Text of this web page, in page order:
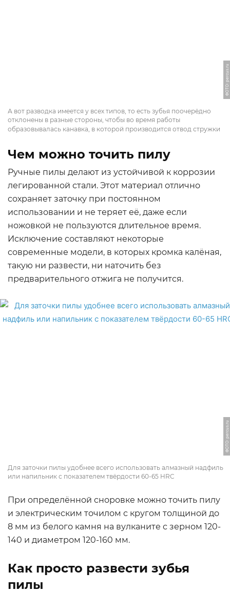
ФОТО: percus.ru
А вот разводка имеется у всех типов, то есть зубья поочерёдно
отклонены в разные стороны, чтобы во время работы
образовывалась канавка, в которой производится отвод стружки
Чем можно точить пилу
Ручные пилы делают из устойчивой к коррозии
легированной стали. Этот материал отлично
сохраняет заточку при постоянном
использовании и не теряет её, даже если
ножовкой не пользуются длительное время.
Исключение составляют некоторые
современные модели, в которых кромка калёная,
такую ни развести, ни наточить без
предварительного отжига не получится.
ФОТО: percus.ru
Для заточки пилы удобнее всего использовать алмазный надфиль
или напильник с показателем твёрдости 60-65 HRC
При определённой сноровке можно точить пилу
и электрическим точилом с кругом толщиной до
8 мм из белого камня на вулканите с зерном 120-
140 и диаметром 120-160 мм.
Как просто развести зубья
пилы